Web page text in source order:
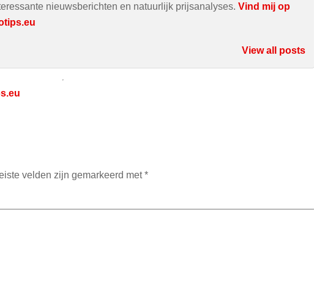
nieuwsberichten en natuurlijk prijsanalyses. Vind mij op
View all posts
velden zijn gemarkeerd met*